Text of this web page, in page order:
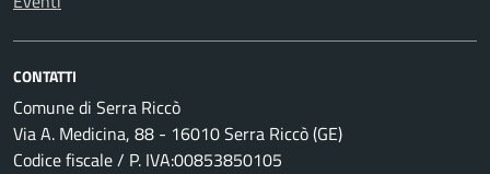
CONTATTI
Comune di Serra Riccò
Via A. Medicina, 88 - 16010 Serra Riccò (GE)
Codice fiscale / P. IVA:00853850105